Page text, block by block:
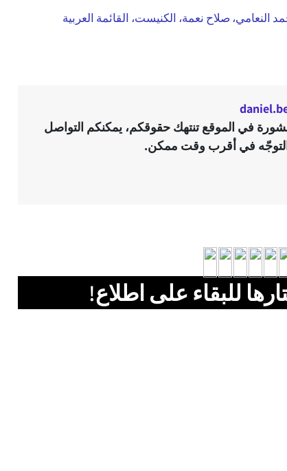
النعامي، صلاح نعمة، الكنيست، القائمة العربية
في الموقع تنتهك حقوقكم، يمكنكم التواصل
للبقاء على اطلاع!